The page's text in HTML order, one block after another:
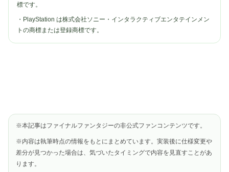
標です。
・PlayStation は株式会社ソニー・インタラクティブエンタテインメン
トの商標または登録商標です。
※本記事はファイナルファンタジーの非公式ファンコンテンツです。
※内容は執筆時点の情報をもとにまとめています。実装後に仕様変更や
差分が見つかった場合は、気づいたタイミングで内容を見直すことがあ
ります。